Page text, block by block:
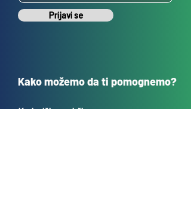
Prijavi se
Kako možemo da ti pomognemo?
Korisnička podrška